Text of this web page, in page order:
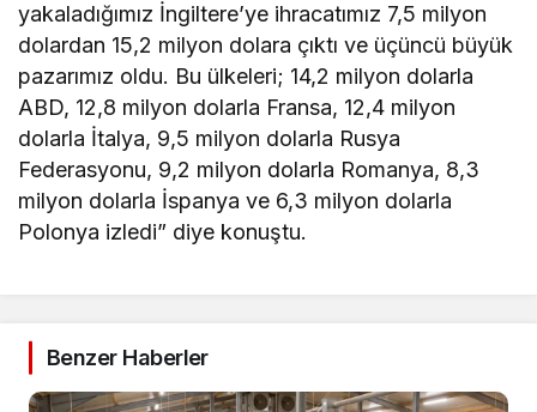
yakaladığımız İngiltere’ye ihracatımız 7,5 milyon
dolardan 15,2 milyon dolara çıktı ve üçüncü büyük
pazarımız oldu. Bu ülkeleri; 14,2 milyon dolarla
ABD, 12,8 milyon dolarla Fransa, 12,4 milyon
dolarla İtalya, 9,5 milyon dolarla Rusya
Federasyonu, 9,2 milyon dolarla Romanya, 8,3
milyon dolarla İspanya ve 6,3 milyon dolarla
Polonya izledi” diye konuştu.
Benzer Haberler